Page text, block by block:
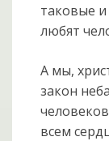
таковые и
любят
А мы,
закон
всем